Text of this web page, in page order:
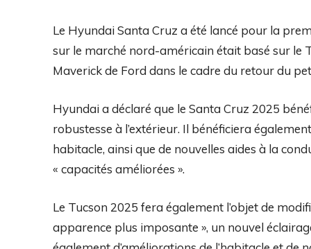
Le Hyundai Santa Cruz a été lancé pour la
sur le marché nord-américain était basé sur le
Maverick de Ford dans le cadre du retour du
Hyundai a déclaré que le Santa Cruz 2025
robustesse à l’extérieur. Il bénéficiera
habitacle, ainsi que de nouvelles aides à la
« capacités améliorées ».
Le Tucson 2025 fera également l’objet de
apparence plus imposante », un nouvel